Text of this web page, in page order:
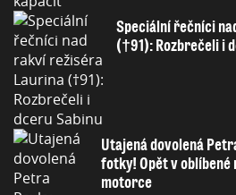
Speciální řečníci
(†91): Rozbrečeli i
Utajená dovolená
fotky! Opět v
motorce